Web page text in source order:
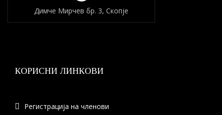
Димче Мирчев бр. 3, Скопје
КОРИСНИ ЛИНКОВИ
Регистрација на членови